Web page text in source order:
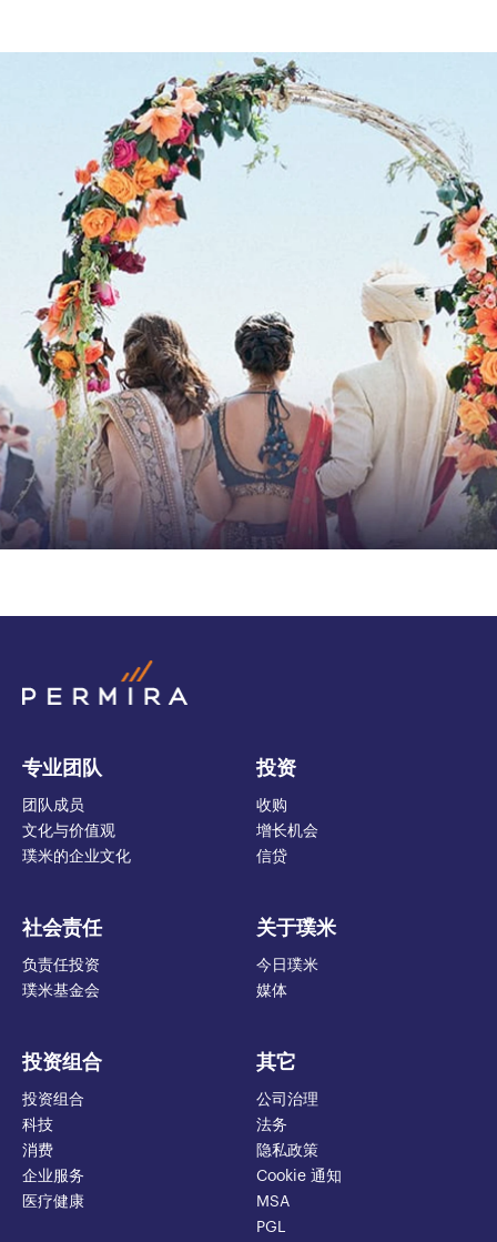
专业团队
团队成员
文化与价值观
璞米的企业文化
社会责任
负责任投资
璞米基金会
投资
收购
增长机会
信贷
关于璞米
今日璞米
媒体
投资组合
投资组合
科技
消费
企业服务
医疗健康
其它
公司治理
法务
隐私政策
Cookie 通知
MSA
PGL